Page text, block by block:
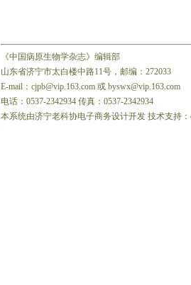
《中国病原生物学杂志》编辑部
山东省济宁市太白楼中路11号，邮编：272033
E-mail：cjpb@vip.163.com 或 byswx@vip.163.com
电话：0537-2342934 传真：0537-2342934
本系统由济宁老科协电子商务设计开发 技术支持：